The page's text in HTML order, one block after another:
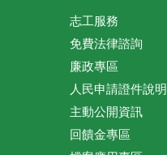
志工服務
免費法律諮詢
廉政專區
人民申請證件說明
主動公開資訊
回饋金專區